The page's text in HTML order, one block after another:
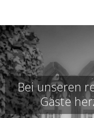
Bei unseren
Gäste